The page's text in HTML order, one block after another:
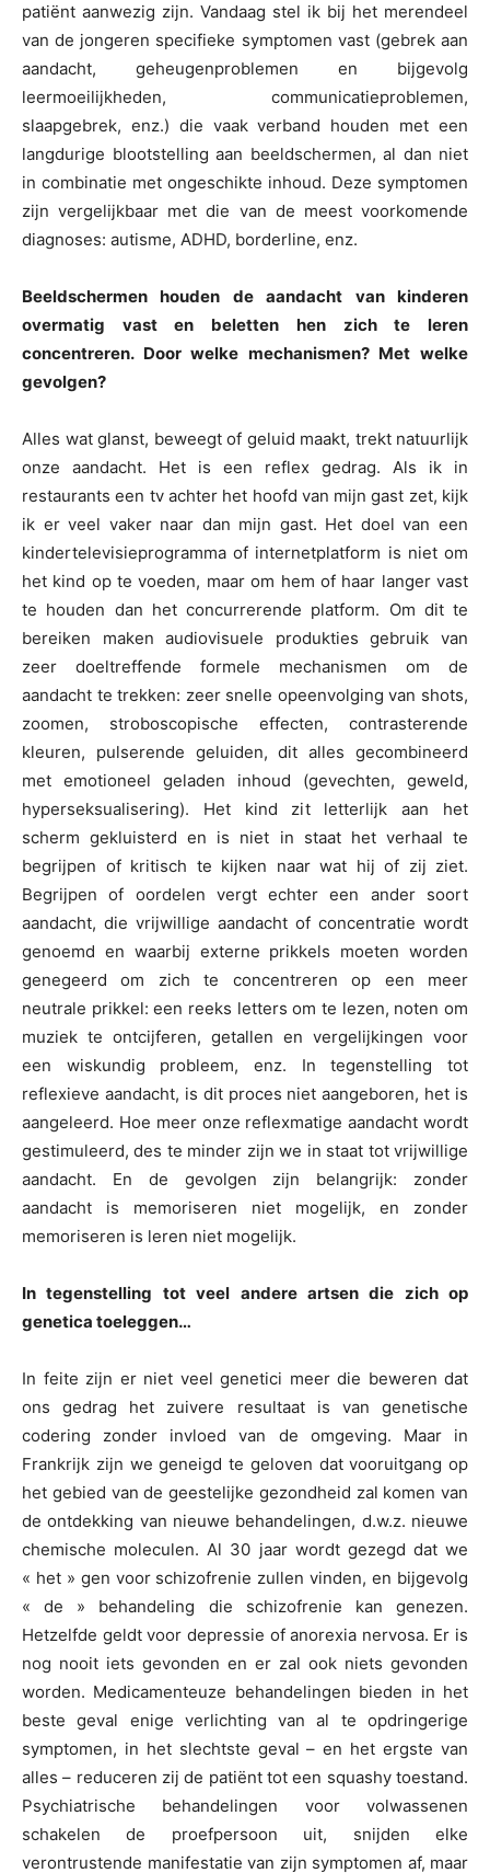
patiënt aanwezig zijn. Vandaag stel ik bij het merendeel
van de jongeren specifieke symptomen vast (gebrek aan
aandacht, geheugenproblemen en bijgevolg
leermoeilijkheden, communicatieproblemen,
slaapgebrek, enz.) die vaak verband houden met een
langdurige blootstelling aan beeldschermen, al dan niet
in combinatie met ongeschikte inhoud. Deze symptomen
zijn vergelijkbaar met die van de meest voorkomende
diagnoses: autisme, ADHD, borderline, enz.
Beeldschermen houden de aandacht van kinderen
overmatig vast en beletten hen zich te leren
concentreren. Door welke mechanismen? Met welke
gevolgen?
Alles wat glanst, beweegt of geluid maakt, trekt natuurlijk
onze aandacht. Het is een reflex gedrag. Als ik in
restaurants een tv achter het hoofd van mijn gast zet, kijk
ik er veel vaker naar dan mijn gast. Het doel van een
kindertelevisieprogramma of internetplatform is niet om
het kind op te voeden, maar om hem of haar langer vast
te houden dan het concurrerende platform. Om dit te
bereiken maken audiovisuele produkties gebruik van
zeer doeltreffende formele mechanismen om de
aandacht te trekken: zeer snelle opeenvolging van shots,
zoomen, stroboscopische effecten, contrasterende
kleuren, pulserende geluiden, dit alles gecombineerd
met emotioneel geladen inhoud (gevechten, geweld,
hyperseksualisering). Het kind zit letterlijk aan het
scherm gekluisterd en is niet in staat het verhaal te
begrijpen of kritisch te kijken naar wat hij of zij ziet.
Begrijpen of oordelen vergt echter een ander soort
aandacht, die vrijwillige aandacht of concentratie wordt
genoemd en waarbij externe prikkels moeten worden
genegeerd om zich te concentreren op een meer
neutrale prikkel: een reeks letters om te lezen, noten om
muziek te ontcijferen, getallen en vergelijkingen voor
een wiskundig probleem, enz. In tegenstelling tot
reflexieve aandacht, is dit proces niet aangeboren, het is
aangeleerd. Hoe meer onze reflexmatige aandacht wordt
gestimuleerd, des te minder zijn we in staat tot vrijwillige
aandacht. En de gevolgen zijn belangrijk: zonder
aandacht is memoriseren niet mogelijk, en zonder
memoriseren is leren niet mogelijk.
In tegenstelling tot veel andere artsen die zich op
genetica toeleggen…
In feite zijn er niet veel genetici meer die beweren dat
ons gedrag het zuivere resultaat is van genetische
codering zonder invloed van de omgeving. Maar in
Frankrijk zijn we geneigd te geloven dat vooruitgang op
het gebied van de geestelijke gezondheid zal komen van
de ontdekking van nieuwe behandelingen, d.w.z. nieuwe
chemische moleculen. Al 30 jaar wordt gezegd dat we
« het » gen voor schizofrenie zullen vinden, en bijgevolg
« de » behandeling die schizofrenie kan genezen.
Hetzelfde geldt voor depressie of anorexia nervosa. Er is
nog nooit iets gevonden en er zal ook niets gevonden
worden. Medicamenteuze behandelingen bieden in het
beste geval enige verlichting van al te opdringerige
symptomen, in het slechtste geval – en het ergste van
alles – reduceren zij de patiënt tot een squashy toestand.
Psychiatrische behandelingen voor volwassenen
schakelen de proefpersoon uit, snijden elke
verontrustende manifestatie van zijn symptomen af, maar